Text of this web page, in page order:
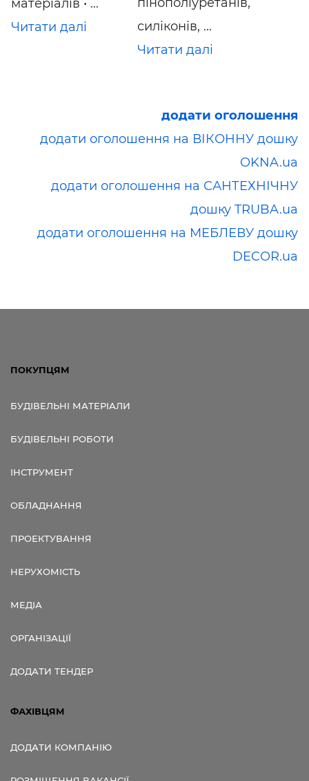
матеріалів • ...
Читати далі
силіконів, ...
Читати далі
додати оголошення
додати оголошення на ВІКОННУ дошку
OKNA.ua
додати оголошення на САНТЕХНІЧНУ
дошку TRUBA.ua
додати оголошення на МЕБЛЕВУ дошку
DECOR.ua
ПОКУПЦЯМ
БУДІВЕЛЬНІ МАТЕРІАЛИ
БУДІВЕЛЬНІ РОБОТИ
ІНСТРУМЕНТ
ОБЛАДНАННЯ
ПРОЕКТУВАННЯ
НЕРУХОМІСТЬ
МЕДІА
ОРГАНІЗАЦІЇ
ДОДАТИ ТЕНДЕР
ФАХІВЦЯМ
ДОДАТИ КОМПАНІЮ